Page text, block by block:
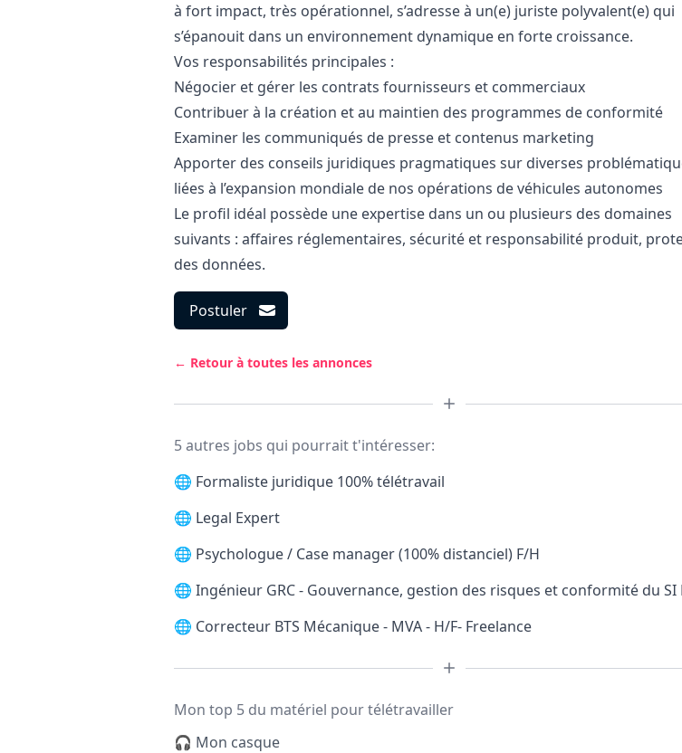
à fort impact, très opérationnel, s’adresse à un(e) juriste polyvalent(e) qui
s’épanouit dans un environnement dynamique en forte croissance.
Vos responsabilités principales :
Négocier et gérer les contrats fournisseurs et commerciaux
Contribuer à la création et au maintien des programmes de conformité
Examiner les communiqués de presse et contenus marketing
Apporter des conseils juridiques pragmatiques sur diverses
liées à l’expansion mondiale de nos opérations de véhicules autonomes
Le profil idéal possède une expertise dans un ou plusieurs des domaines
suivants : affaires réglementaires, sécurité et responsabilité produit,
des données.
Postuler
← Retour à toutes les annonces
5 autres jobs qui pourrait t'intéresser:
🌐 Formaliste juridique 100% télétravail
🌐 Legal Expert
🌐 Psychologue / Case manager (100% distanciel) F/H
🌐 Ingénieur GRC - Gouvernance, gestion des risques et conformité du SI
🌐 Correcteur BTS Mécanique - MVA - H/F- Freelance
Mon top 5 du matériel pour télétravailler
🎧 Mon casque